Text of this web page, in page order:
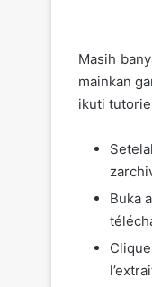
Masih
mainkan
ikuti
Buka